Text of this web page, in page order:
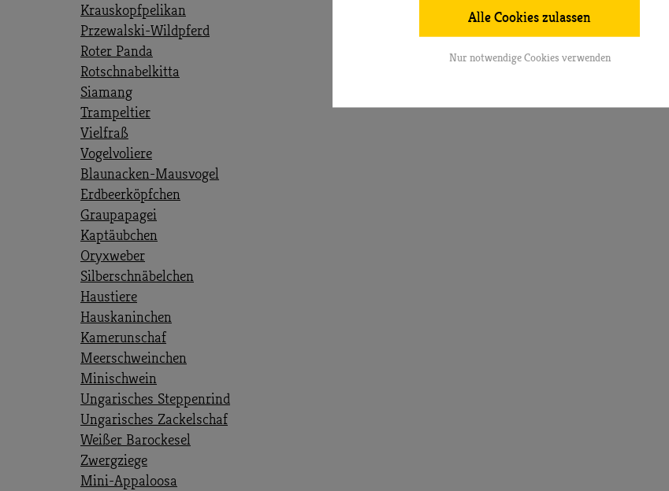
Krauskopfpelikan
Przewalski-Wildpferd
Roter Panda
Rotschnabelkitta
Siamang
Trampeltier
Vielfraß
Vogelvoliere
Blaunacken-Mausvogel
Erdbeerköpfchen
Graupapagei
Kaptäubchen
Oryxweber
Silberschnäbelchen
Haustiere
Hauskaninchen
Kamerunschaf
Meerschweinchen
Minischwein
Ungarisches Steppenrind
Ungarisches Zackelschaf
Weißer Barockesel
Zwergziege
Mini-Appaloosa
Alle Cookies zulassen
Nur notwendige Cookies verwenden